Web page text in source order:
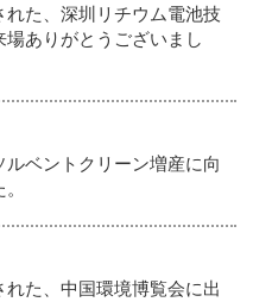
た、深圳リチウム電池技
ありがとうございまし
ベントクリーン増産に向
た、中国環境博覧会に出